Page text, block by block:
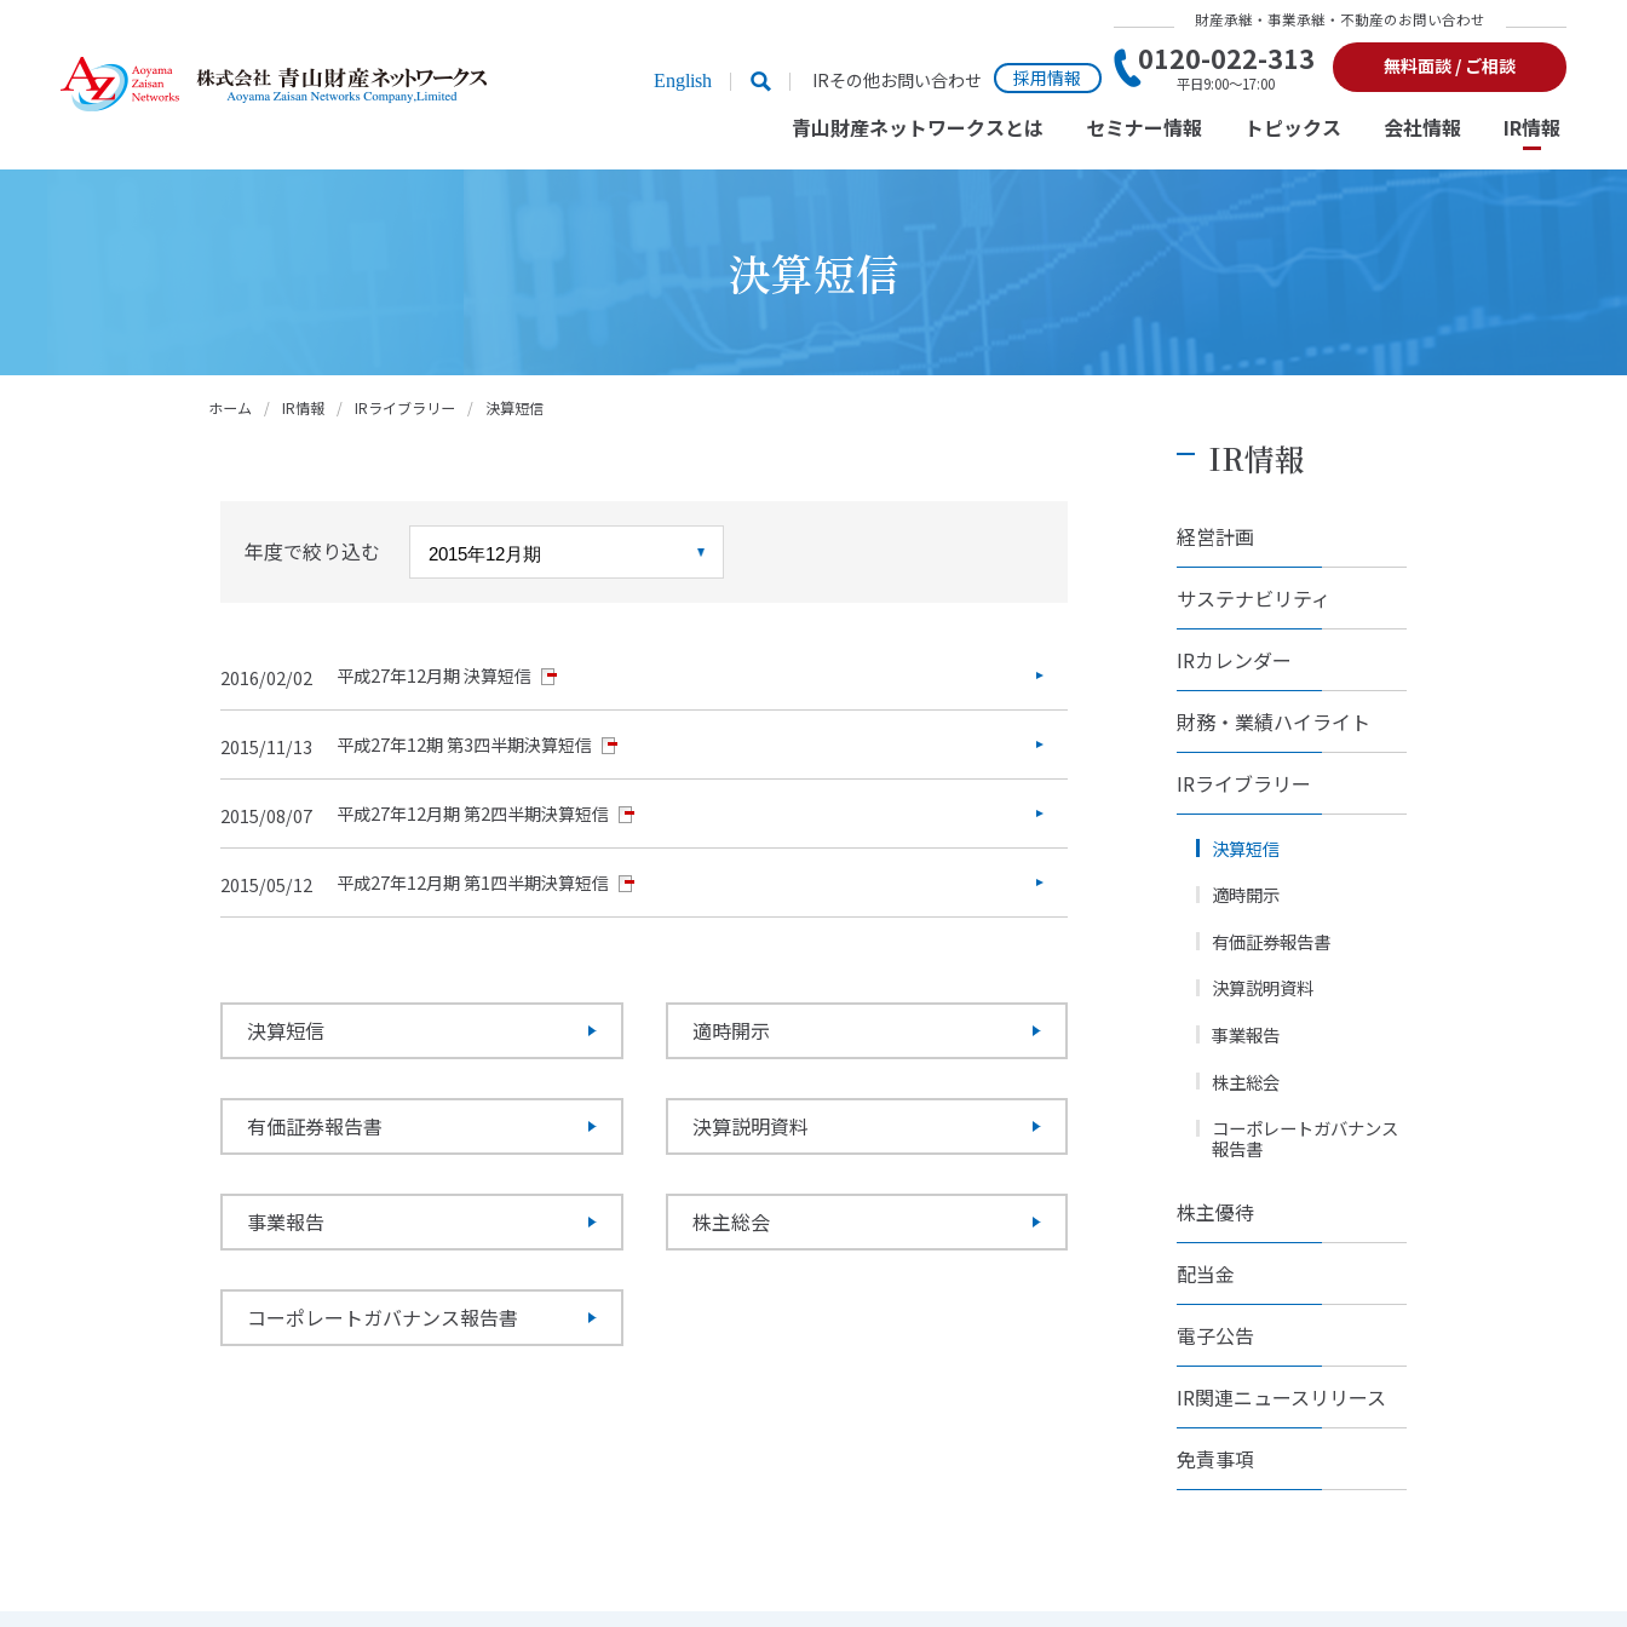
English IRその他お問い合わせ 採用情報
財産承継・事業承継・不動産のお問い合わせ
0120-022-313
平日9:00～17:00
無料面談 / ご相談
青山財産ネットワークスとは セミナー情報 トピックス 会社情報 IR情報
決算短信
ホーム / IR情報 / IRライブラリー / 決算短信
年度で絞り込む
2016/02/02 平成27年12月期 決算短信
2015/11/13 平成27年12期 第3四半期決算短信
2015/08/07 平成27年12月期 第2四半期決算短信
2015/05/12 平成27年12月期 第1四半期決算短信
決算短信 適時開示
有価証券報告書 決算説明資料
事業報告 株主総会
コーポレートガバナンス報告書
IR情報
経営計画
サステナビリティ
IRカレンダー
財務・業績ハイライト
IRライブラリー
決算短信
適時開示
有価証券報告書
決算説明資料
事業報告
株主総会
コーポレートガバナンス
報告書
株主優待
配当金
電子公告
IR関連ニュースリリース
免責事項